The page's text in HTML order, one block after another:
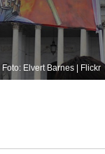
Foto: Elvert Barnes | Flickr